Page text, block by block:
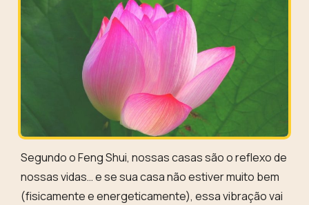
Segundo o Feng Shui, nossas casas são o reflexo de
nossas vidas… e se sua casa não estiver muito bem
(fisicamente e energeticamente), essa vibração vai